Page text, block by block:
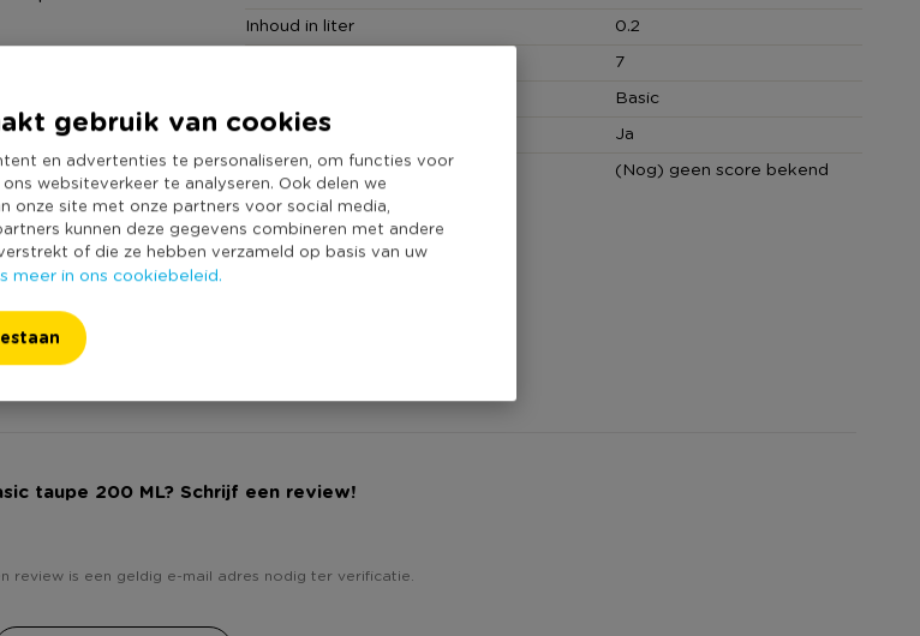
gebruik van cookies
en advertenties te personaliseren, om functies voor
websiteverkeer te analyseren. Ook delen we
onze site met onze partners voor social media,
kunnen deze gegevens combineren met andere
of die ze hebben verzameld op basis van uw
meer in ons cookiebeleid.
te lessen
voor in de
iets op te
Inhoud in liter
0.2
7
Basic
Vaatwasmachine bestendig
Ja
Duurzaamheidsscore
(Nog) geen score bekend
taupe 200 ML? Schrijf een review!
review is een geldig e-mail adres nodig ter verificatie.